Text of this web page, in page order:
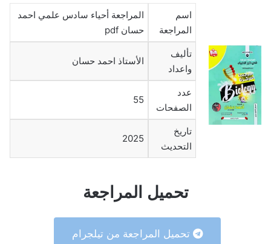
اسم
المراجعة
المراجعة أحياء سادس علمي احمد
حسان pdf
تأليف
واعداد
الأستاذ احمد حسان
عدد
الصفحات
55
تاريخ
التحديث
2025
تحميل المراجعة
تحميل المراجعة من تيلجرام